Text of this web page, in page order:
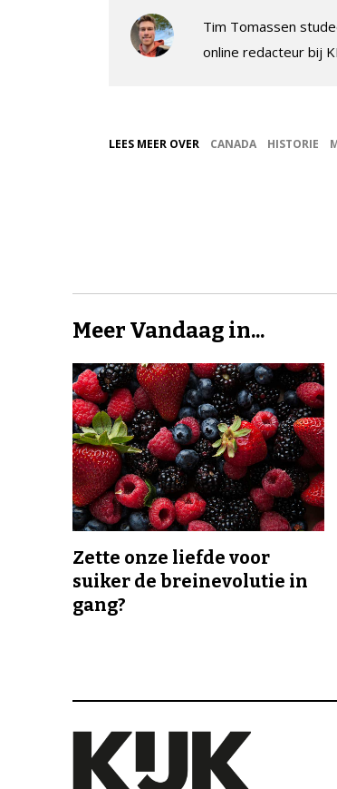
Tim Tomassen
online redacteur bij
LEES MEER OVER CANADA HISTORIE
Meer Vandaag in...
Zette onze liefde voor
suiker de breinevolutie in
gang?